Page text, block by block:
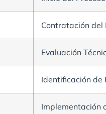
Contratación del
Evaluación
Identificación de
Implementación